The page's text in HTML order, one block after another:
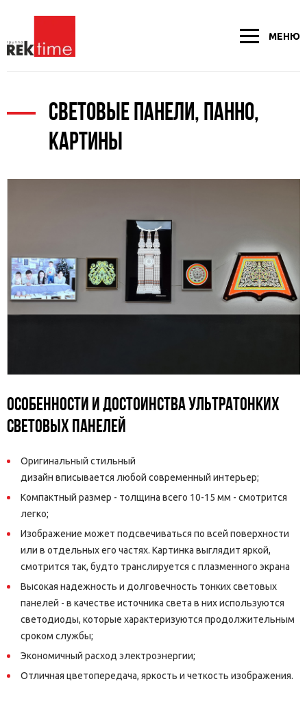
МЕНЮ
СВЕТОВЫЕ ПАНЕЛИ, ПАННО,
КАРТИНЫ
Особенности и достоинства ультратонких
световых панелей
Оригинальный стильный
дизайн вписывается любой современный интерьер;
Компактный размер - толщина всего 10-15 мм - смотрится
легко;
Изображение может подсвечиваться по всей поверхности
или в отдельных его частях. Картинка выглядит яркой,
смотрится так, будто транслируется с плазменного экрана
Высокая надежность и долговечность тонких световых
панелей - в качестве источника света в них используются
светодиоды, которые характеризуются продолжительным
сроком службы;
Экономичный расход электроэнергии;
Отличная цветопередача, яркость и четкость изображения.